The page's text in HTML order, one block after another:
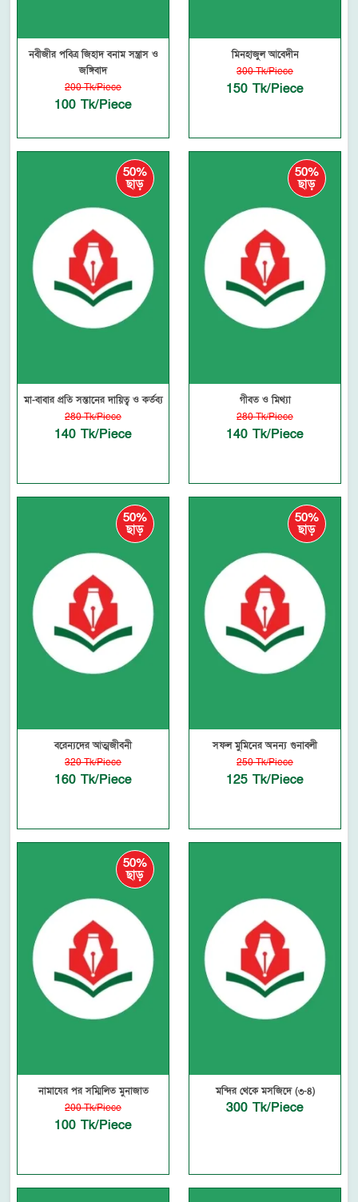
নবীজীর পবিত্র জিহাদ বনাম সন্ত্রাস ও
জঙ্গিবাদ
200 Tk/Piece
100 Tk/Piece
মিনহাজুল আবেদীন
300 Tk/Piece
150 Tk/Piece
50%
ছাড়
মা-বাবার প্রতি সন্তানের দায়িত্ব ও কর্তব্য
280 Tk/Piece
140 Tk/Piece
50%
ছাড়
গীবত ও মিথ্যা
280 Tk/Piece
140 Tk/Piece
50%
ছাড়
বরেন্যদের আত্মজীবনী
320 Tk/Piece
160 Tk/Piece
50%
ছাড়
সফল মুমিনের অনন্য গুনাবলী
250 Tk/Piece
125 Tk/Piece
50%
ছাড়
নামাযের পর সম্মিলিত মুনাজাত
200 Tk/Piece
100 Tk/Piece
মন্দির থেকে মসজিদে (৩-৪)
300 Tk/Piece